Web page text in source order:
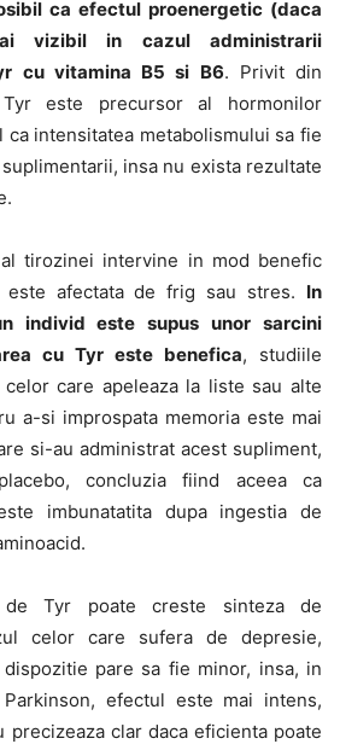
ca efectul proenergetic (daca
vizibil in cazul administrarii
cu vitamina B5 si B6. Privit din
este precursor al hormonilor
intensitatea metabolismului sa fie
insa nu exista rezultate
tirozinei intervine in mod benefic
este afectata de frig sau stres. In
individ este supus unor sarcini
cu Tyr este benefica, studiile
care apeleaza la liste sau alte
a-si improspata memoria este mai
si-au administrat acest supliment,
concluzia fiind aceea ca
imbunatatita dupa ingestia de
de Tyr poate creste sinteza de
celor care sufera de depresie,
pare sa fie minor, insa, in
efectul este mai intens,
clar daca eficienta poate